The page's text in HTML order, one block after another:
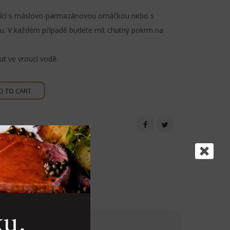
s máslovo-parmazánovou omáčkou nebo s
V každém případě budete mít chutný pokrm na
ve vroucí vodě.
TO CART